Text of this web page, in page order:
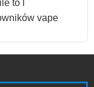
to l
vape